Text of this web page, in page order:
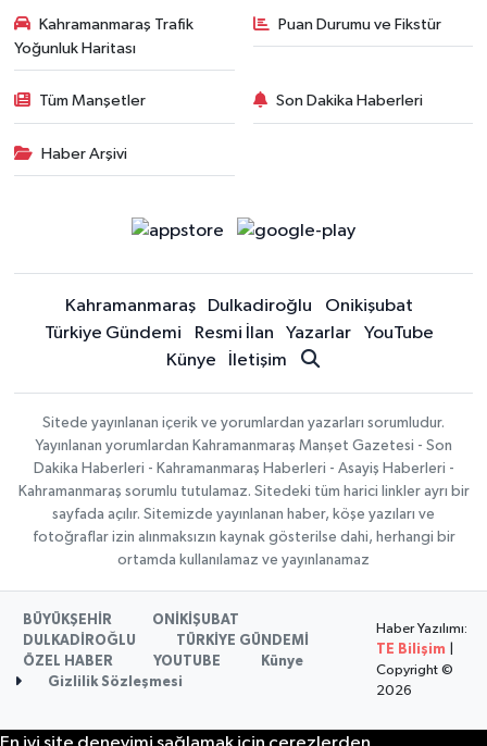
Kahramanmaraş Trafik
Yoğunluk Haritası
Puan Durumu ve Fikstür
Tüm Manşetler Son Dakika Haberleri
Haber Arşivi
Kahramanmaraş Dulkadiroğlu
Onikişubat
Türkiye Gündemi
Resmi İlan Yazarlar
YouTube
Künye
İletişim
Sitede yayınlanan içerik ve yorumlardan yazarları sorumludur.
Yayınlanan yorumlardan Kahramanmaraş Manşet Gazetesi - Son
Dakika Haberleri - Kahramanmaraş Haberleri - Asayiş Haberleri -
Kahramanmaraş sorumlu tutulamaz. Sitedeki tüm harici linkler ayrı bir
sayfada açılır. Sitemizde yayınlanan haber, köşe yazıları ve
fotoğraflar izin alınmaksızın kaynak gösterilse dahi, herhangi bir
ortamda kullanılamaz ve yayınlanamaz
BÜYÜKŞEHİR
ONİKİŞUBAT
DULKADİROĞLU
TÜRKİYE GÜNDEMİ
ÖZEL HABER
YOUTUBE
Künye
Gizlilik Sözleşmesi
Haber Yazılımı:
TE Bilişim
Copyright ©
2026